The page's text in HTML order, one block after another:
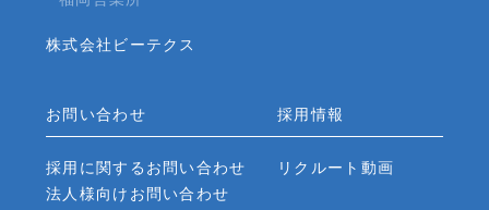
株式会社ビーテクス
お問い合わせ
採用に関するお問い合わせ
法人様向けお問い合わせ
採用情報
リクルート動画